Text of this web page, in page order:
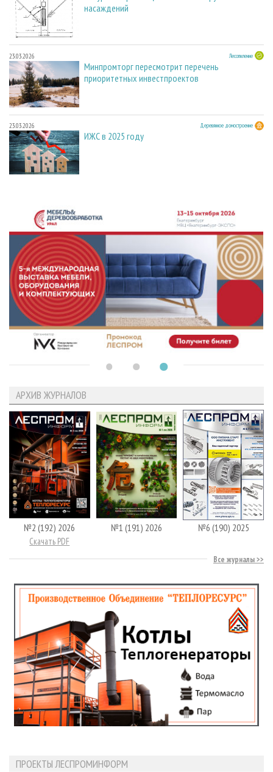
насаждений
23.03.2026 Лесопиление
Минпромторг пересмотрит перечень
приоритетных инвестпроектов
23.03.2026 Деревянное домостроение
ИЖС в 2025 году
АРХИВ ЖУРНАЛОВ
№2 (192) 2026
Скачать PDF
№1 (191) 2026 №6 (190) 2025
Все журналы
ПРОЕКТЫ ЛЕСПРОМИНФОРМ